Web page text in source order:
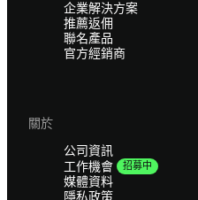
企業解決方案
推薦返佣
聯名產品
官方經銷商
關於
公司資訊
工作機會
招募中
媒體資料
隱私政策